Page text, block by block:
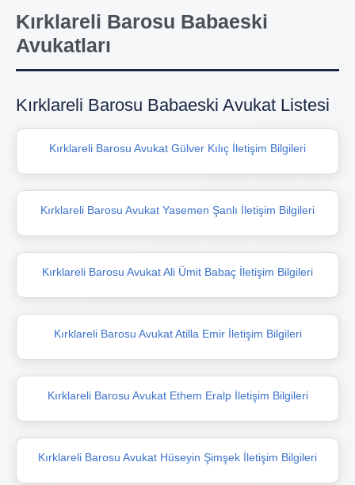
Kırklareli Barosu Babaeski
Avukatları
Kırklareli Barosu Babaeski Avukat Listesi
Kırklareli Barosu Avukat Gülver Kılıç İletişim Bilgileri
Kırklareli Barosu Avukat Yasemen Şanlı İletişim Bilgileri
Kırklareli Barosu Avukat Ali Ümit Babaç İletişim Bilgileri
Kırklareli Barosu Avukat Atilla Emir İletişim Bilgileri
Kırklareli Barosu Avukat Ethem Eralp İletişim Bilgileri
Kırklareli Barosu Avukat Hüseyin Şimşek İletişim Bilgileri